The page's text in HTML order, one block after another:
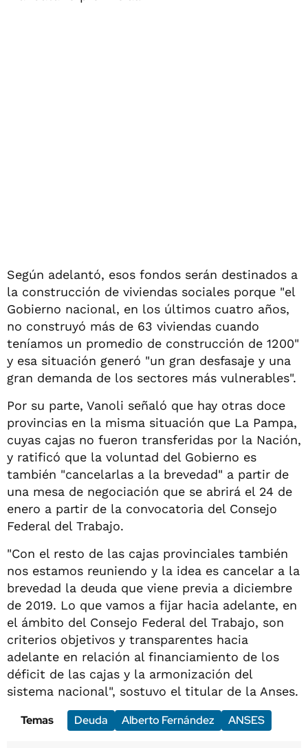
Según adelantó, esos fondos serán destinados a
la construcción de viviendas sociales porque "el
Gobierno nacional, en los últimos cuatro años,
no construyó más de 63 viviendas cuando
teníamos un promedio de construcción de 1200"
y esa situación generó "un gran desfasaje y una
gran demanda de los sectores más vulnerables".
Por su parte, Vanoli señaló que hay otras doce
provincias en la misma situación que La Pampa,
cuyas cajas no fueron transferidas por la Nación,
y ratificó que la voluntad del Gobierno es
también "cancelarlas a la brevedad" a partir de
una mesa de negociación que se abrirá el 24 de
enero a partir de la convocatoria del Consejo
Federal del Trabajo.
"Con el resto de las cajas provinciales también
nos estamos reuniendo y la idea es cancelar a la
brevedad la deuda que viene previa a diciembre
de 2019. Lo que vamos a fijar hacia adelante, en
el ámbito del Consejo Federal del Trabajo, son
criterios objetivos y transparentes hacia
adelante en relación al financiamiento de los
déficit de las cajas y la armonización del
sistema nacional", sostuvo el titular de la Anses.
Temas
Deuda Alberto Fernández ANSES